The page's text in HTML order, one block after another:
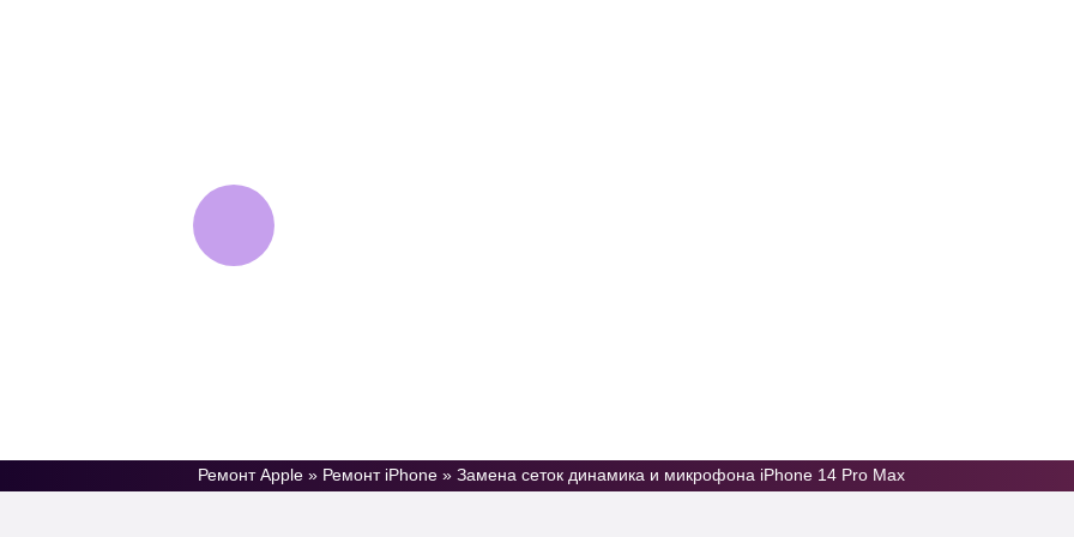
Ремонт Apple» Ремонт iPhone» Замена сеток динамика и микрофона iPhone 14 Pro Max